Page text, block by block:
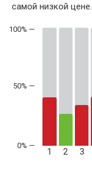
самой низкой цене.
50% —
1 2 3